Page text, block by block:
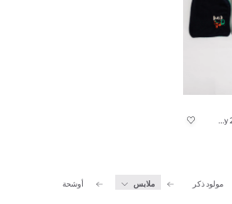
Baby Boy 2 Piece Fleece Scarf Beret Set
مولود ذكر ملابس أوشحة